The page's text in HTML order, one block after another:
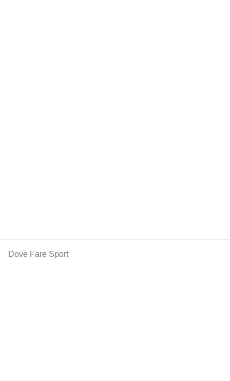
Dove Fare Sport